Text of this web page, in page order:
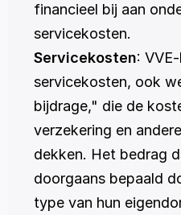
financieel bij aan
servicekosten.
Servicekosten:
servicekosten, ook
bijdrage," die de
verzekering en
dekken. Het bedrag
doorgaans bepaald
type van hun